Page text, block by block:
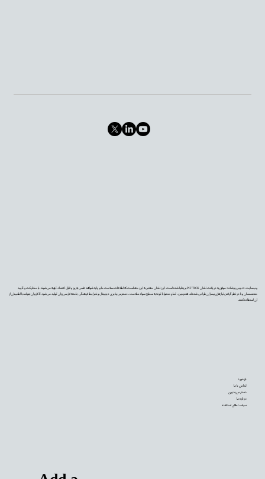
وب‌سایت «دیجی‌پزشک» موفق به دریافت نشان PIF TICK بریتانیا شده است. این نشان معتبر به این معناست که اطلاعات سلامت ما بر پایه شواهد علمی به‌روز و قابل اعتماد تهیه می‌شوند، با مشارکت و تأیید
متخصصان و با در نظر گرفتن نیازهای بیماران طراحی شده‌اند. همچنین، تمام محتوا با توجه به سطح سواد سلامت، دسترس‌پذیری دیجیتال و شرایط فرهنگی جامعه فارسی‌زبان تولید می‌شود تا کاربران بتوانند با اطمینان از
آن استفاده کنند.
بازخورد
تماس با ما
دسترس‌پذیری
درباره ما
سیاست‌های استفاده